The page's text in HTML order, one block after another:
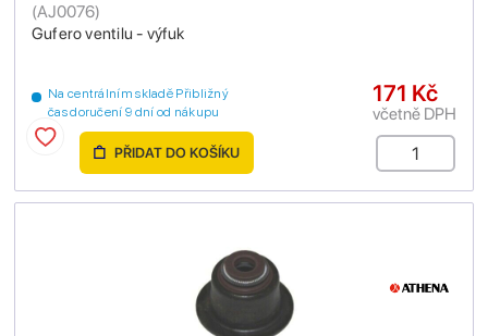
Gufero ventilu - výfuk
(AJ0076)
Na centrálním skladě Přibližný
čas doručení 9 dní od nákupu
171 Kč
včetně DPH
PŘIDAT DO KOŠÍKU